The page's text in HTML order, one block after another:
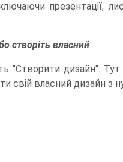
презентації,
створіть власний
"Створити дизайн".
свій власний дизайн з